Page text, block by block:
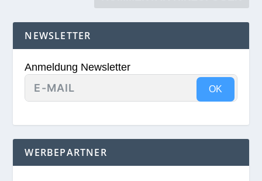
NEWSLETTER
Anmeldung Newsletter
OK
WERBEPARTNER